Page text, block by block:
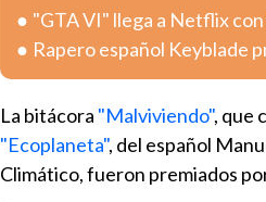
"GTA VI" llega a Netflix
Rapero español Keyblade
La bitácora "Malviviendo", que
"Ecoplaneta", del español
Climático, fueron premiados